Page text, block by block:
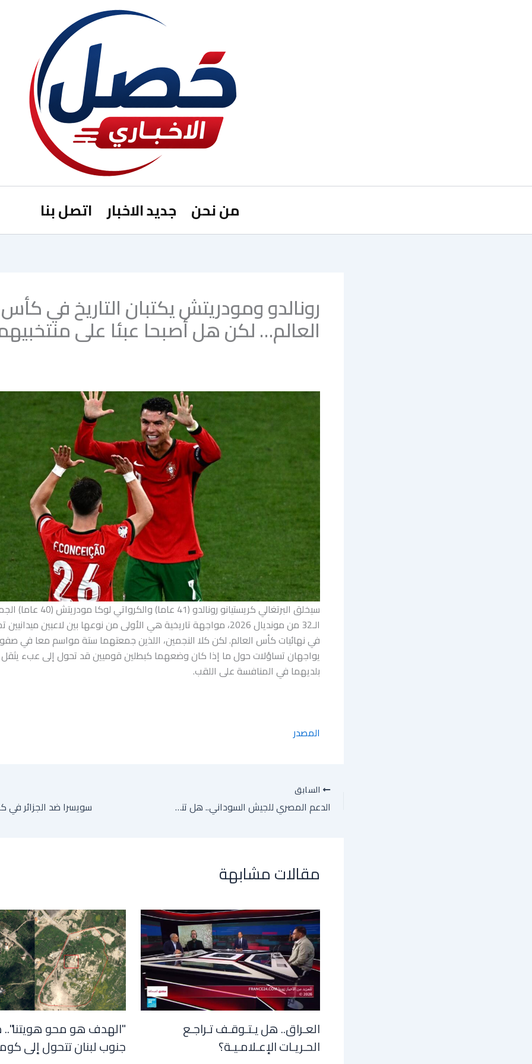
من نحن جديد الاخبار اتصل بنا
رونالدو ومودريتش يكتبان التاريخ في كأس
العالم… لكن هل أصبحا عبئا على
سيخلق البرتغالي كريستيانو رونالدو
الـ32 من مونديال 2026، مواجهة تاريخية هي الأولى من نوعها بين لاعبين
في نهائيات كأس العالم. لكن كلا النجمين، اللذين جمعتهما ستة مواسم معا في
يواجهان تساؤلات حول ما إذا كان وضعهما كبطلين قوميين قد تحول إلى عبء
بلديهما في المنافسة على اللقب.
المصدر
السابق
الدعم المصري للجيش السوداني.. هل تنخرط القاهرة جديا في وقف تقدم الدعم السريع؟
مقالات مشابهة
العـراق.. هل يـتـوقـف تـراجـع
الحـريـات الإعـلامـيـة؟
"الهدف هو محو هويتنا"..
جنوب لبنان تتحول إلى